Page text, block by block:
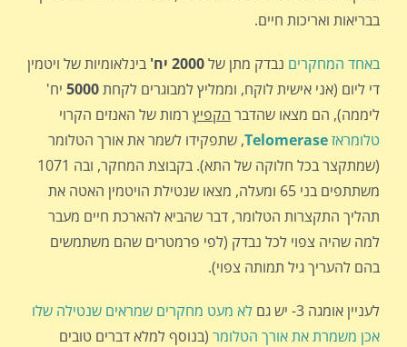
בבריאות ואריכות חיים.
באחד המחקרים נבדק מתן של2000 יח'
בינלאומיות של ויטמין
די ליום (אני אישית לוקח, וממליץ למבוגרים לקחת5000 יח'
ליממה), הם מצאו שהדבר הקפיץ רמות של האנזים הקרוי
טלומראזTelomerase, שתפקידו לשמר את אורך הטלומר
(שמתקצר בכל חלוקה של התא). בקבוצת המחקר, ובה 1071
משתתפים בני 65 ומעלה, מצאו שנטילת הויטמין האטה את
תהליך התקצרות הטלומר, דבר שהביא להארכת חיים מעבר
למה שהיה צפוי לכל נבדק (לפי פרמטרים שהם משתמשים
בהם להעריך גיל תמותה צפוי).
לעניין אומגה 3- יש גם לא מעט מחקרים שמראים שנטילה שלו
אכן משמרת את אורך הטלומר (בנוסף למלא דברים טובים